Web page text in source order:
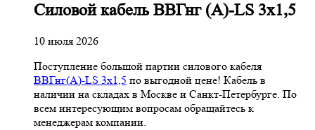
Cиловой кабель ВВГнг (A)-LS 3х1,5
10 июля 2026
Поступление большой партии силового кабеля
ВВГнг(A)-LS 3х1,5 по выгодной цене! Кабель в
наличии на складах в Москве и Санкт-Петербурге. По
всем интересующим вопросам обращайтесь к
менеджерам компании.